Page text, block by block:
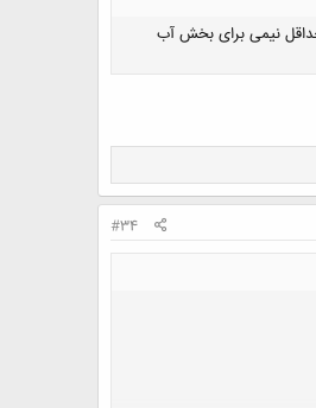
ولی گویاحدود4000نفرجذب خواهدداشت که احتمالاحداقل نیمی برای بخش آب
#34